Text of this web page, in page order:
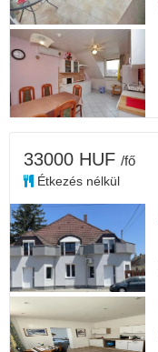
33000 HUF /fő
Étkezés nélkül